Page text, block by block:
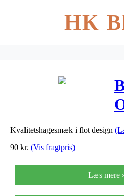
HK
Kvalitetshagesmæk i flot design
90 kr. (Vis fragtpris)
Læs mere